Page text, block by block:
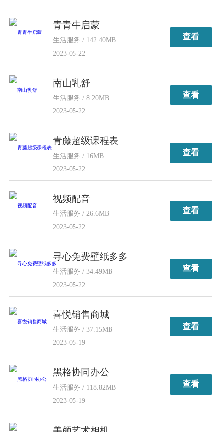
青青牛启蒙
生活服务 / 142.40MB
2023-05-22
查看
南山乳舒
生活服务 / 8.20MB
2023-05-22
查看
青藤超级课程表
生活服务 / 16MB
2023-05-22
查看
视频配音
生活服务 / 26.6MB
2023-05-22
查看
寻心免费壁纸多多
生活服务 / 34.49MB
2023-05-22
查看
喜悦销售商城
生活服务 / 37.15MB
2023-05-19
查看
黑格协同办公
生活服务 / 118.82MB
2023-05-19
查看